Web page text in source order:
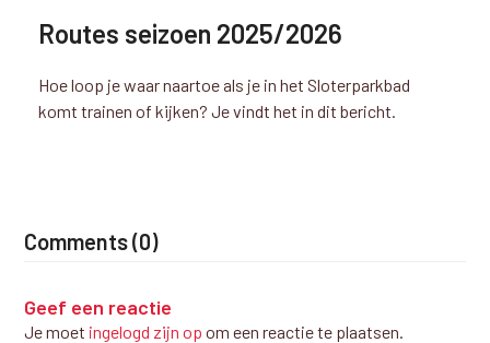
Routes seizoen 2025/2026
Hoe loop je waar naartoe als je in het Sloterparkbad
komt trainen of kijken? Je vindt het in dit bericht.
Comments (0)
Geef een reactie
Je moet ingelogd zijn op om een reactie te plaatsen.